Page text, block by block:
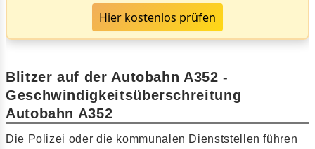
Hier kostenlos prüfen
Blitzer auf der Autobahn A352 -
Geschwindigkeitsüberschreitung
Autobahn A352
Die Polizei oder die kommunalen Dienststellen führen